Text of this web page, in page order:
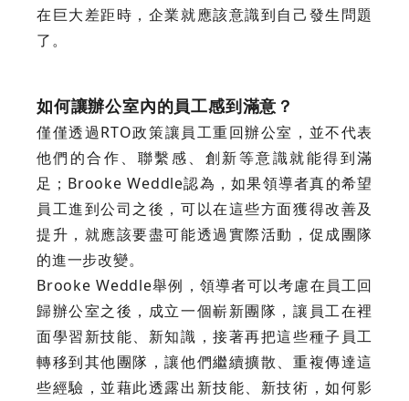
在巨大差距時，企業就應該意識到自己發生問題
了。
如何讓辦公室內的員工感到滿意？
僅僅透過RTO政策讓員工重回辦公室，並不代表
他們的合作、聯繫感、創新等意識就能得到滿
足；Brooke Weddle認為，如果領導者真的希望
員工進到公司之後，可以在這些方面獲得改善及
提升，就應該要盡可能透過實際活動，促成團隊
的進一步改變。
Brooke Weddle舉例，領導者可以考慮在員工回
歸辦公室之後，成立一個嶄新團隊，讓員工在裡
面學習新技能、新知識，接著再把這些種子員工
轉移到其他團隊，讓他們繼續擴散、重複傳達這
些經驗，並藉此透露出新技能、新技術，如何影